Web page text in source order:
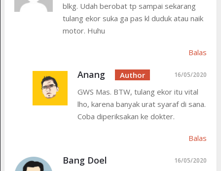
blkg. Udah berobat tp sampai sekarang
tulang ekor suka ga pas kl duduk atau naik
motor. Huhu
Balas
Anang 16/05/2020
GWS Mas. BTW, tulang ekor itu vital
lho, karena banyak urat syaraf di sana.
Coba diperiksakan ke dokter.
Balas
Bang Doel 16/05/2020